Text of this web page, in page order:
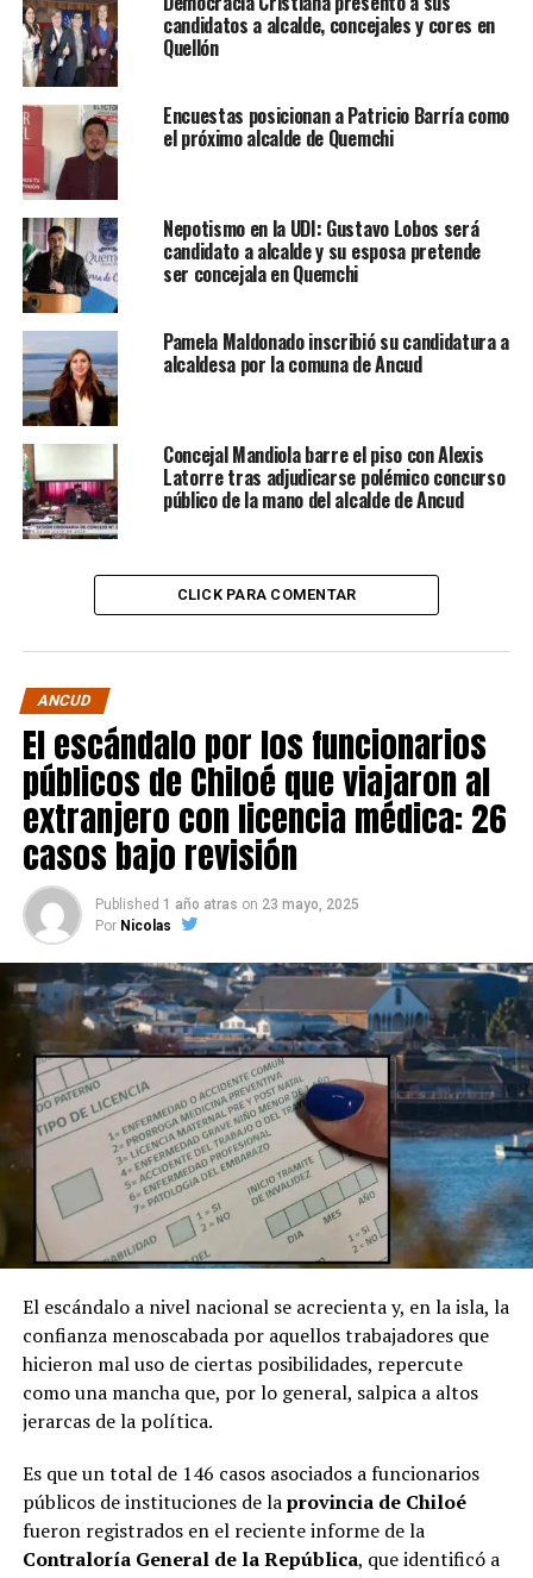
candidatos a alcalde, concejales y cores en
Quellón
Encuestas posicionan a Patricio Barría como
el próximo alcalde de Quemchi
Nepotismo en la UDI: Gustavo Lobos será
candidato a alcalde y su esposa pretende
ser concejala en Quemchi
Pamela Maldonado inscribió su candidatura a
alcaldesa por la comuna de Ancud
Concejal Mandiola barre el piso con Alexis
Latorre tras adjudicarse polémico concurso
público de la mano del alcalde de Ancud
CLICK PARA COMENTAR
ANCUD
El escándalo por los funcionarios
públicos de Chiloé que viajaron al
extranjero con licencia médica: 26
casos bajo revisión
Published 1 año atras on 23 mayo, 2025
Por Nicolas
El escándalo a nivel nacional se acrecienta y, en la isla, la
confianza menoscabada por aquellos trabajadores que
hicieron mal uso de ciertas posibilidades, repercute
como una mancha que, por lo general, salpica a altos
jerarcas de la política.
Es que un total de 146 casos asociados a funcionarios
públicos de instituciones de laprovincia de Chiloé
fueron registrados en el reciente informe de la
Contraloría General de la República, que identificó a